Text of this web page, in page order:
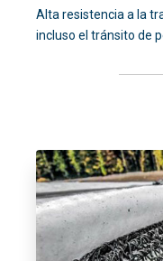
Alta resistencia a la
incluso el tránsito de